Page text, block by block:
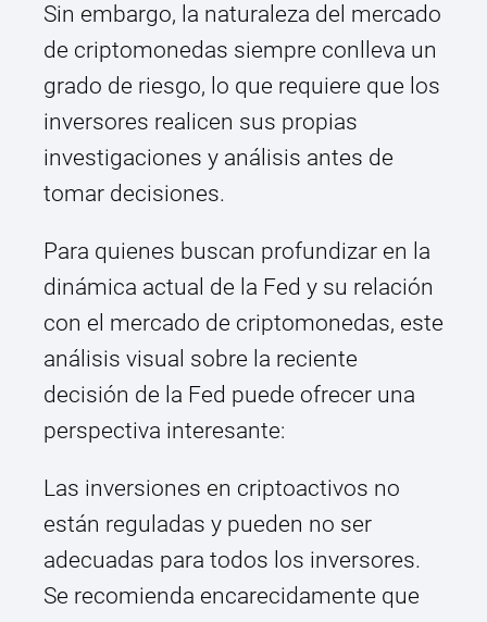
Sin embargo, la naturaleza del mercado
de criptomonedas siempre conlleva un
grado de riesgo, lo que requiere que los
inversores realicen sus propias
investigaciones y análisis antes de
tomar decisiones.
Para quienes buscan profundizar en la
dinámica actual de la Fed y su relación
con el mercado de criptomonedas, este
análisis visual sobre la reciente
decisión de la Fed puede ofrecer una
perspectiva interesante:
Las inversiones en criptoactivos no
están reguladas y pueden no ser
adecuadas para todos los inversores.
Se recomienda encarecidamente que